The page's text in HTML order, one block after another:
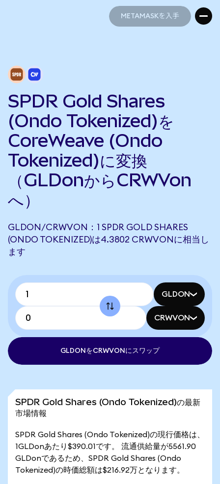
METAMASKを入手
SPDR Gold Shares
(Ondo Tokenized)を
CoreWeave (Ondo
Tokenized)に変換
（GLDonからCRWVon
へ）
GLDON/CRWVON：1 SPDR GOLD SHARES
(ONDO TOKENIZED)は4.3802 CRWVONに相当し
ます
GLDON
CRWVON
GLDONをCRWVONにスワップ
SPDR Gold Shares (Ondo Tokenized)の最新
市場情報
SPDR Gold Shares (Ondo Tokenized)の現行価格は、
1GLDonあたり$390.01です。 流通供給量が5561.90
GLDonであるため、SPDR Gold Shares (Ondo
Tokenized)の時価総額は$216.92万となります。